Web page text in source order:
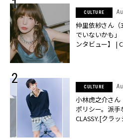
CULTURE
仲里依紗さん（
でいないかも
ンタビュー】 |
CULTURE
小林虎之介さん
ポリシー。派
CLASSY.[クラッ